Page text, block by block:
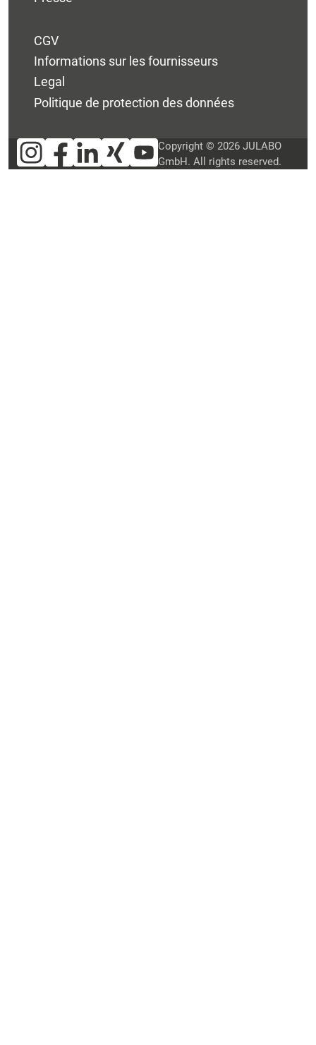
CGV
Informations sur les fournisseurs
Legal
Politique de protection des données
Copyright © 2026 JULABO
GmbH. All rights reserved.